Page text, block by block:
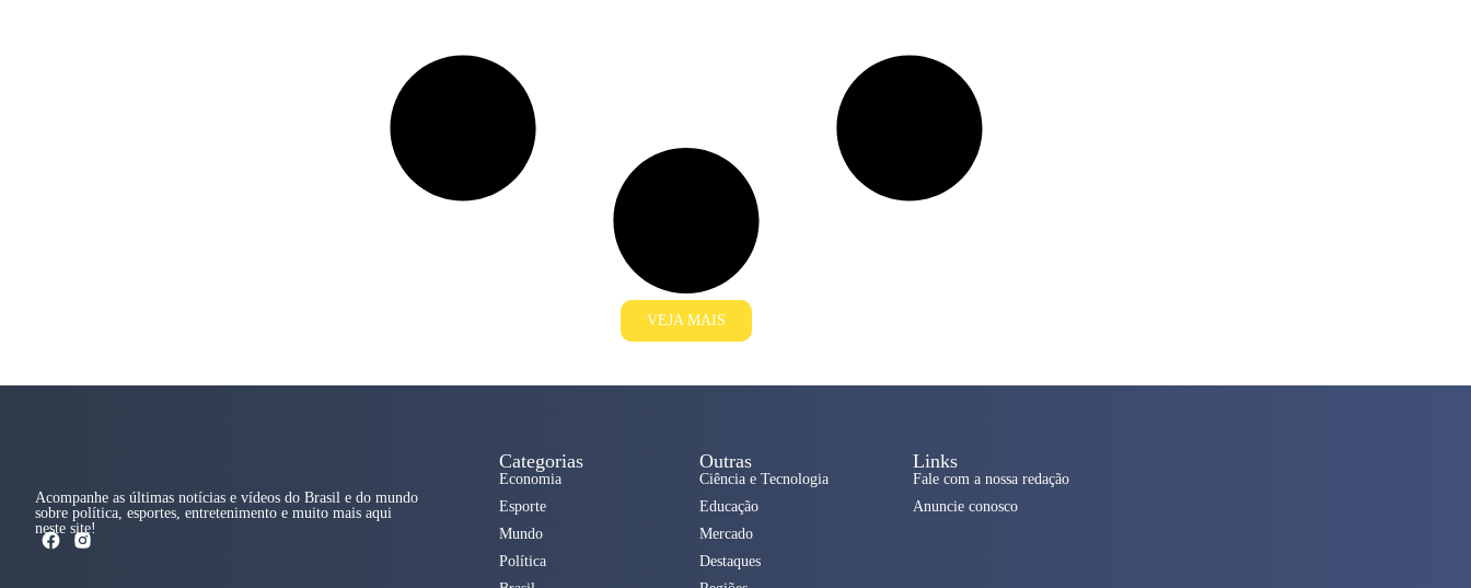
VEJA MAIS
Acompanhe as últimas notícias e vídeos do Brasil e do mundo
sobre política, esportes, entretenimento e muito mais aqui
neste site!
Categorias
Economia
Esporte
Mundo
Política
Outras
Ciência e Tecnologia
Educação
Mercado
Destaques
Links
Fale com a nossa redação
Anuncie conosco